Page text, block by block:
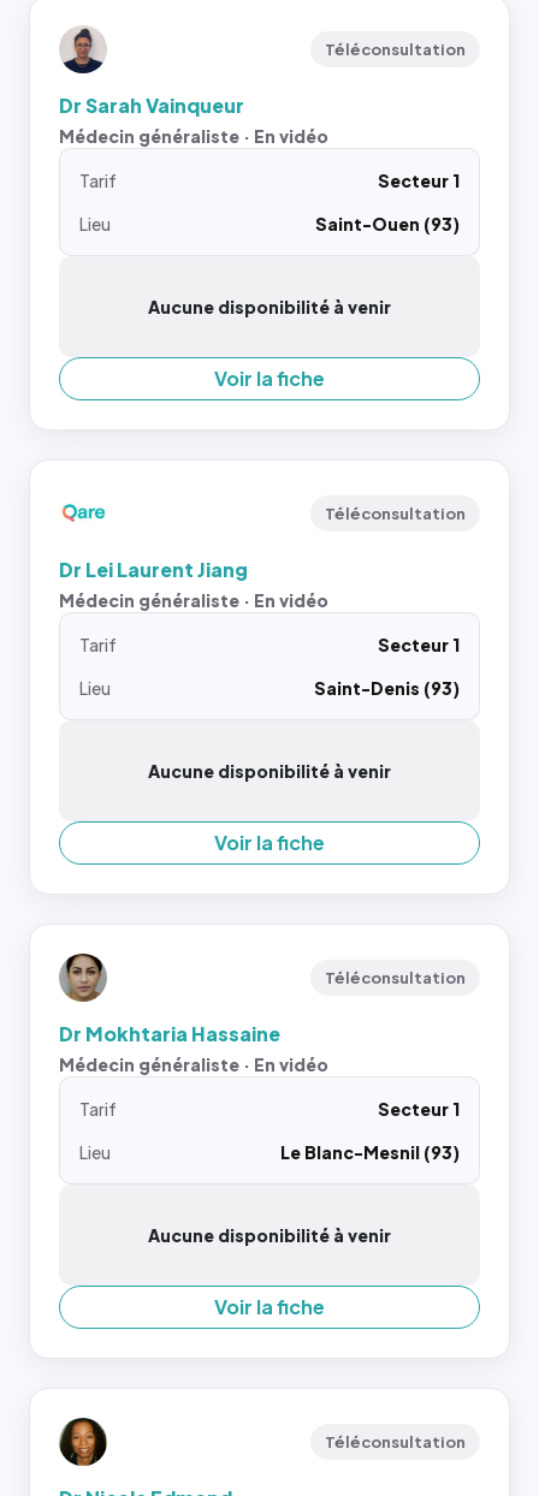
Téléconsultation
Dr Sarah Vainqueur
Médecin généraliste · En vidéo
Tarif
Secteur 1
Lieu
Saint-Ouen (93)
Aucune disponibilité à venir
Voir la fiche
Téléconsultation
Dr Lei Laurent Jiang
Médecin généraliste · En vidéo
Tarif
Secteur 1
Lieu
Saint-Denis (93)
Aucune disponibilité à venir
Voir la fiche
Téléconsultation
Dr Mokhtaria Hassaine
Médecin généraliste · En vidéo
Tarif
Secteur 1
Lieu
Le Blanc-Mesnil (93)
Aucune disponibilité à venir
Voir la fiche
Téléconsultation